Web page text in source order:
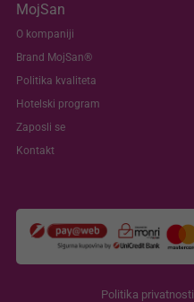
MojSan
O kompaniji
Brand MojSan®
Politika kvaliteta
Hotelski program
Zaposli se
Kontakt
Politika privatnosti